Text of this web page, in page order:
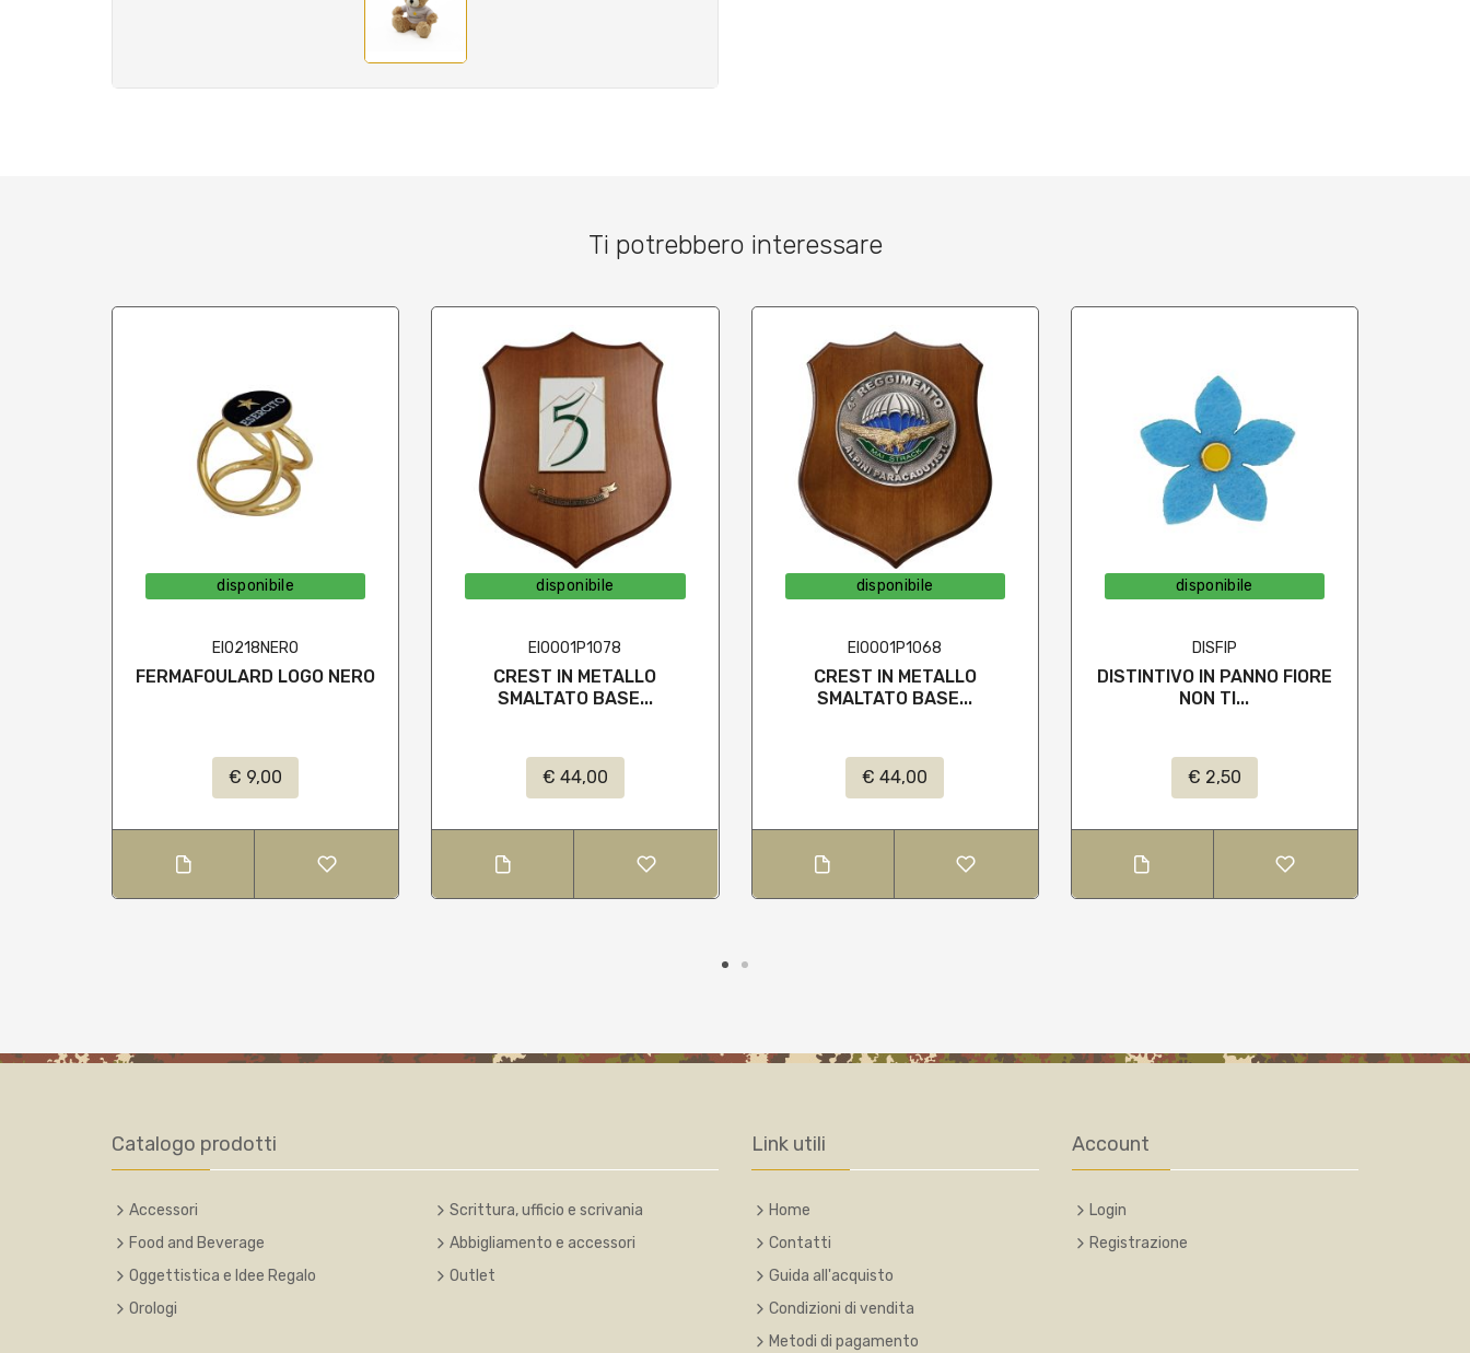
Ti potrebbero interessare
disponibile
EI0218NERO
FERMAFOULARD LOGO NERO
€ 9,00
disponibile
EI0001P1078
CREST IN METALLO
SMALTATO BASE...
€ 44,00
disponibile
EI0001P1068
CREST IN METALLO
SMALTATO BASE...
€ 44,00
disponibile
DISFIP
DISTINTIVO IN PANNO FIORE
NON TI...
€ 2,50
Catalogo prodotti
Accessori
Food and Beverage
Oggettistica e Idee Regalo
Orologi
Scrittura, ufficio e scrivania
Abbigliamento e accessori
Outlet
Link utili
Home
Contatti
Guida all'acquisto
Condizioni di vendita
Metodi di pagamento
Account
Login
Registrazione